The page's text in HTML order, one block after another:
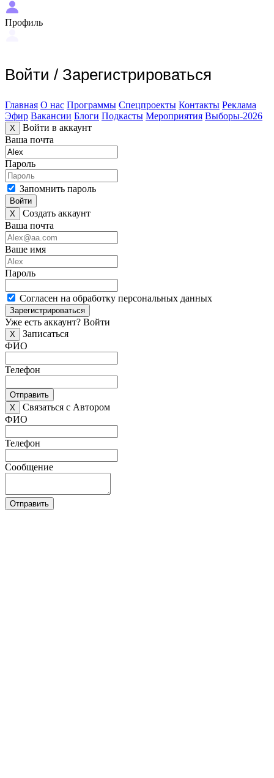
Профиль
Войти / Зарегистрироваться
Главная О нас Программы Спецпроекты Контакты Реклама
Эфир Вакансии Блоги Подкасты Мероприятия Выборы-2026
X
Войти в аккаунт
Ваша почта
Пароль
Запомнить пароль
Войти
X
Создать аккаунт
Ваша почта
Ваше имя
Пароль
Согласен на обработку персональных данных
Зарегистрироваться
Уже есть аккаунт? Войти
X
Записаться
ФИО
Телефон
Отправить
X
Связаться с Автором
ФИО
Телефон
Сообщение
Отправить